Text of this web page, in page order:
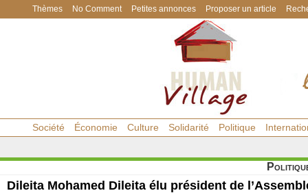
Thèmes No Comment Petites annonces Proposer un article
Société Économie Culture Solidarité Politique
Dileita Mohamed Dileita élu président de